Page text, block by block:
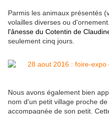
Parmis les animaux présentés
volailles diverses ou
l'ânesse du Cotentin de
seulement cinq jours.
Nous avons également bien
nom d'un petit village proche
accompagnée de son petit.